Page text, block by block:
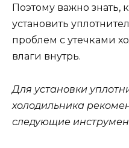
Поэтому важно знать,
установить
проблем с утечками
влаги внутрь.
Для установки
холодильника
следующие